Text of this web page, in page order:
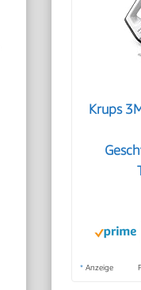
Krups
* Anzeige